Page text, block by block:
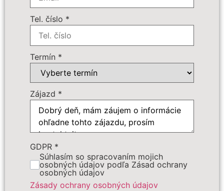
Tel. číslo *
Termín *
Zájazd *
GDPR *
Súhlasím so spracovaním mojich
osobných údajov podľa Zásad ochrany
osobných údajov
Zásady ochrany osobných údajov
Cena zájazdu
PREDBEŽNE OBJEDNAŤ
Polia označené*sú povinné